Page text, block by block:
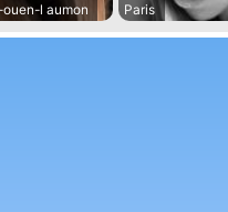
l aumon
Paris